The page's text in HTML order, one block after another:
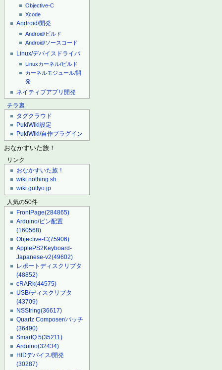
Objective-C
Xcode
Android/開発
Android/ビルド
Android/ソースコード
Linux/デバイスドライバ
Linuxカーネル/ビルド
カーネルモジュール/開
発
ネイティブアプリ開発
チラ裏
タグクラウド
PukiWiki設定
PukiWiki/自作プラグイン
おなかすいた族！
リンク
おなかすいた族！
wiki.nothing.sh
wiki.guttyo.jp
人気の50件
FrontPage(284865)
Arduino/ピン配置
(160568)
Objective-C(75906)
ApplePS2Keyboard-
Japanese-v2(49602)
レポートディスクリプタ
(48852)
cRARk(44575)
USB/ディスクリプタ
(43709)
NSString(36617)
Quartz Composer/パッチ
(36490)
SmartQ 5(35211)
Arduino(32434)
HIDデバイス/開発
(30287)